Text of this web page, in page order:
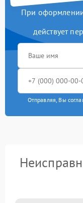
При
действует
Отправляя, Вы